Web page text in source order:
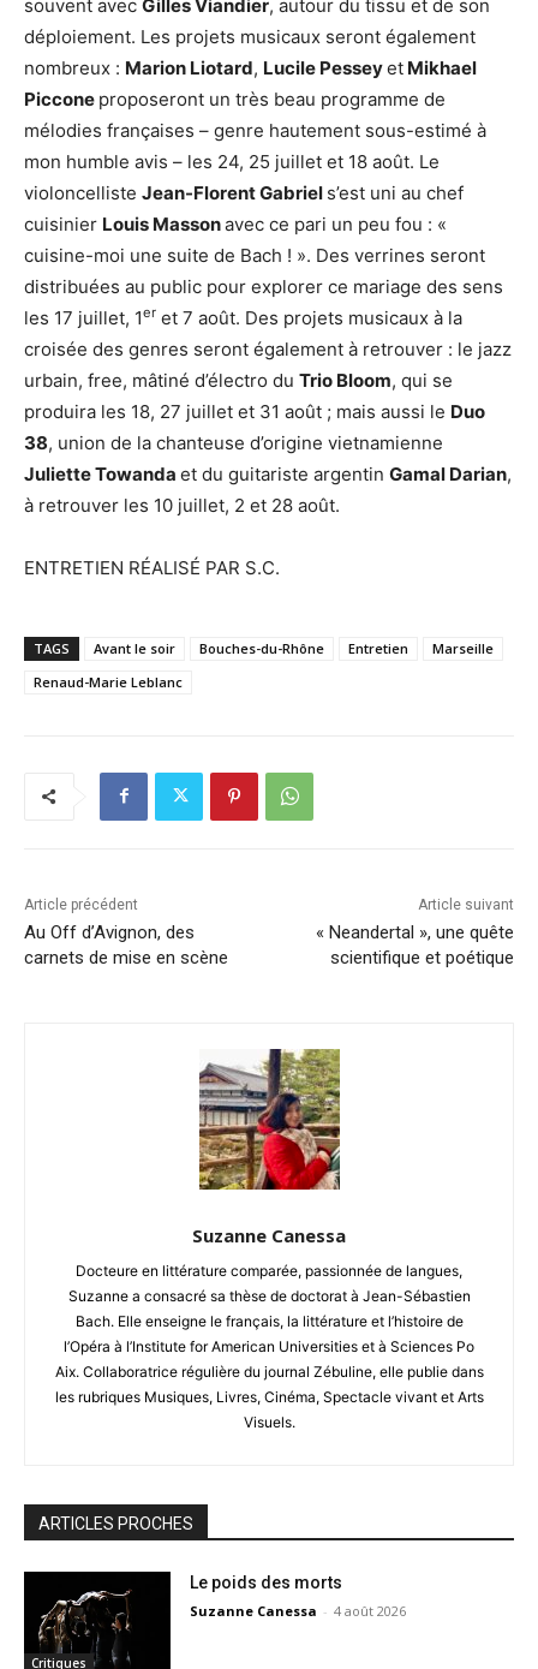
souvent avec Gilles Viandier, autour du tissu et de son
déploiement. Les projets musicaux seront également
nombreux : Marion Liotard, Lucile Pesseyet Mikhael
Piccone proposeront un très beau programme de
mélodies françaises – genre hautement sous-estimé à
mon humble avis – les 24, 25 juillet et 18 août. Le
violoncelliste Jean-Florent Gabriel s’est uni au chef
cuisinier Louis Massonavec ce pari un peu fou : «
cuisine-moi une suite de Bach ! ». Des verrines seront
distribuées au public pour explorer ce mariage des sens
les 17 juillet, 1er et 7 août. Des projets musicaux à la
croisée des genres seront également à retrouver : le jazz
urbain, free, mâtiné d’électro du Trio Bloom, qui se
produira les 18, 27 juillet et 31 août ; mais aussi le Duo
38, union de la chanteuse d’origine vietnamienne
Juliette Towanda et du guitariste argentin Gamal Darian,
à retrouver les 10 juillet, 2 et 28 août.
ENTRETIEN RÉALISÉ PAR S.C.
TAGS Avant le soir Bouches-du-Rhône Entretien
Marseille
Renaud-Marie Leblanc
Article précédent
Au Off d’Avignon, des
carnets de mise en scène
Article suivant
« Neandertal », une quête
scientifique et poétique
Suzanne Canessa
Docteure en littérature comparée, passionnée de langues,
Suzanne a consacré sa thèse de doctorat à Jean-Sébastien
Bach. Elle enseigne le français, la littérature et l’histoire de
l’Opéra à l’Institute for American Universities et à Sciences Po
Aix. Collaboratrice régulière du journal Zébuline, elle publie dans
les rubriques Musiques, Livres, Cinéma, Spectacle vivant et Arts
Visuels.
ARTICLES PROCHES
Critiques
Le poids des morts
Suzanne Canessa - 4 août 2026